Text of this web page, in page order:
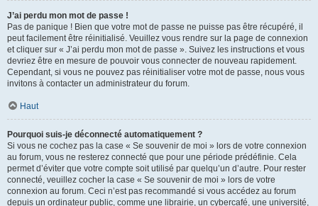
J’ai perdu mon mot de passe !
Pas de panique ! Bien que votre mot de passe ne puisse pas être récupéré, il
peut facilement être réinitialisé. Veuillez vous rendre sur la page de connexion
et cliquer sur « J’ai perdu mon mot de passe ». Suivez les instructions et vous
devriez être en mesure de pouvoir vous connecter de nouveau rapidement.
Cependant, si vous ne pouvez pas réinitialiser votre mot de passe, nous vous
invitons à contacter un administrateur du forum.
Haut
Pourquoi suis-je déconnecté automatiquement ?
Si vous ne cochez pas la case « Se souvenir de moi » lors de votre connexion
au forum, vous ne resterez connecté que pour une période prédéfinie. Cela
permet d’éviter que votre compte soit utilisé par quelqu’un d’autre. Pour rester
connecté, veuillez cocher la case « Se souvenir de moi » lors de votre
connexion au forum. Ceci n’est pas recommandé si vous accédez au forum
depuis un ordinateur public, comme une librairie, un cybercafé, une université,